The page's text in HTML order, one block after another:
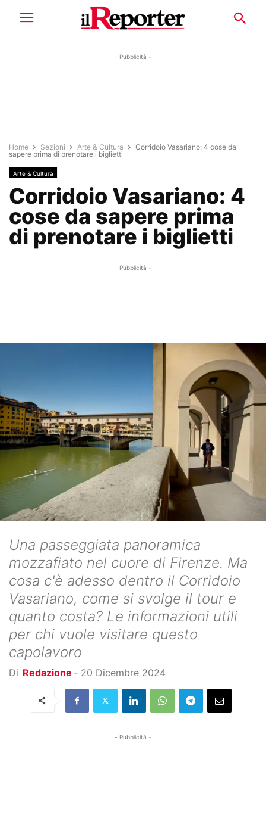
- Pubblicità -
Home Sezioni Arte & Cultura
Corridoio Vasariano: 4 cose da
sapere prima di prenotare i biglietti
Arte & Cultura
Corridoio Vasariano: 4
cose da sapere prima
di prenotare i biglietti
- Pubblicità -
Una passeggiata panoramica
mozzafiato nel cuore di Firenze. Ma
cosa c'è adesso dentro il Corridoio
Vasariano, come si svolge il tour e
quanto costa? Le informazioni utili
per chi vuole visitare questo
capolavoro
Di Redazione - 20 Dicembre 2024
- Pubblicità -